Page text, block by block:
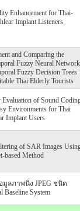
Enhancement for Thai-
Implant Listeners
and Comparing the
Fuzzy Neural Network
Fuzzy Decision Trees
Thai Elderly Tourists
of Sound
Environments for Thai
Implant Users
of SAR Images
based Method
มูลภาพนิ่ง JPEG ชนิด
Baseline System